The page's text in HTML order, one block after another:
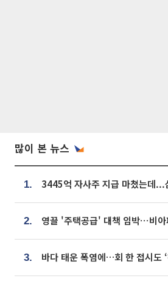
많이 본 뉴스
1.
2.
3. 바다 태운 폭염에…회 한 접시도